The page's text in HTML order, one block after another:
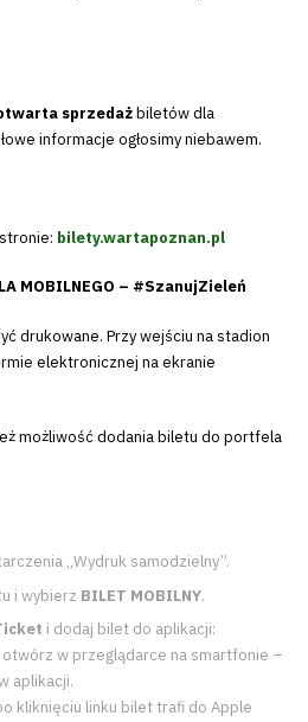
sprzedażbiletów dla
informacje ogłosimy niebawem.
bilety.wartapoznan.pl
MOBILNEGO – #SzanujZieleń
drukowane. Przy wejściu na stadion
elektronicznej na ekranie
możliwość dodania biletu do portfela
„Wydruk samodzielny”.
i wybierz BILET MOBILNY.
i dodaj bilet do aplikacji:
w przeglądarce na smartfonie –
aplikacji.
kliknięciu linku bilet trafi do Apple